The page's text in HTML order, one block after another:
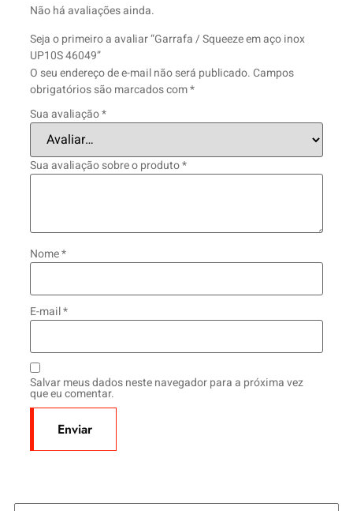
Não há avaliações ainda.
Seja o primeiro a avaliar “Garrafa / Squeeze em aço inox
UP10S 46049”
O seu endereço de e-mail não será publicado.Campos
obrigatórios são marcados com*
Sua avaliação*
Sua avaliação sobre o produto*
Nome*
E-mail*
Salvar meus dados neste navegador para a próxima vez
que eu comentar.